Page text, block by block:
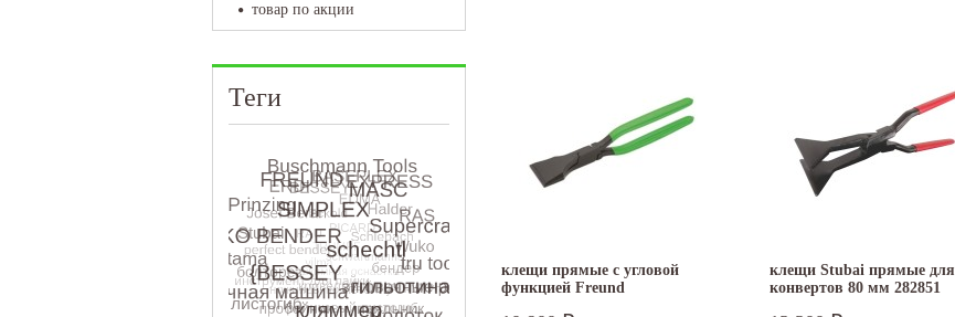
товар по акции
Теги
клещи прямые с угловой
функцией Freund
клещи Stubai прямые для
конвертов 80 мм 282851